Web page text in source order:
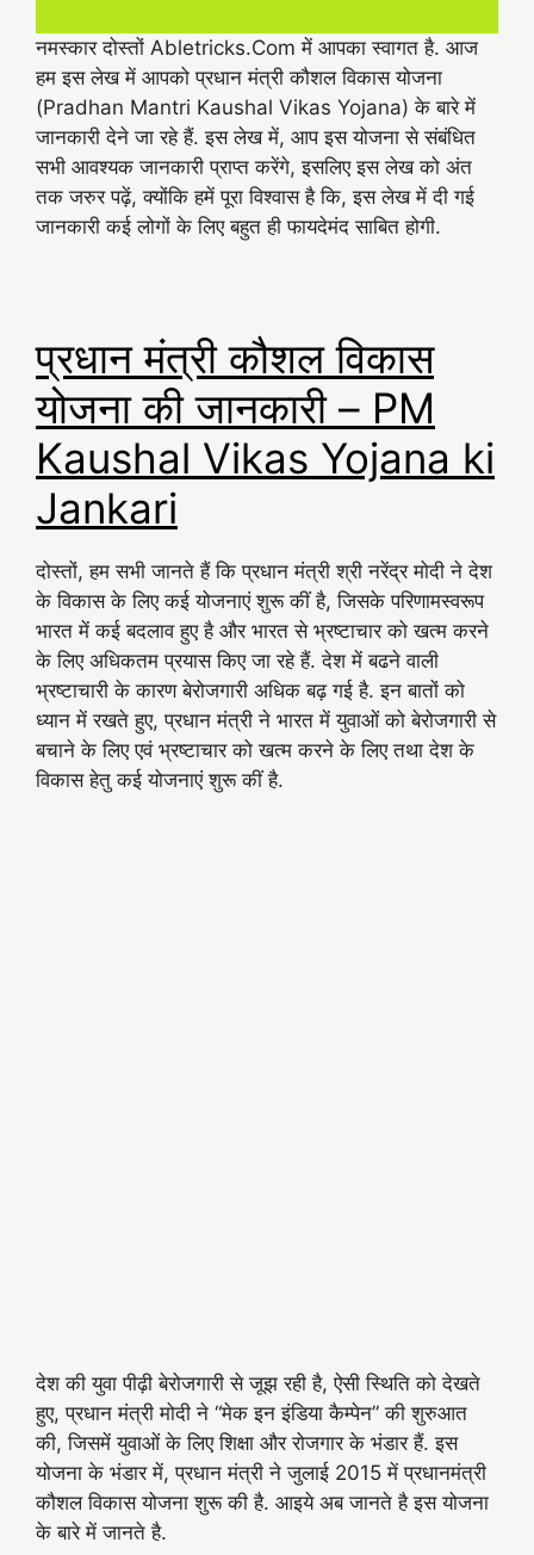
नमस्कार दोस्तों Abletricks.Com में आपका स्वागत है. आज
हम इस लेख में आपको प्रधान मंत्री कौशल विकास योजना
(Pradhan Mantri Kaushal Vikas Yojana) के बारे में
जानकारी देने जा रहे हैं. इस लेख में, आप इस योजना से संबंधित
सभी आवश्यक जानकारी प्राप्त करेंगे, इसलिए इस लेख को अंत
तक जरुर पढ़ें, क्योंकि हमें पूरा विश्वास है कि, इस लेख में दी गई
जानकारी कई लोगों के लिए बहुत ही फायदेमंद साबित होगी.
प्रधान मंत्री कौशल विकास
योजना की जानकारी – PM
Kaushal Vikas Yojana ki
Jankari
दोस्तों, हम सभी जानते हैं कि प्रधान मंत्री श्री नरेंद्र मोदी ने देश
के विकास के लिए कई योजनाएं शुरू कीं है, जिसके परिणामस्वरूप
भारत में कई बदलाव हुए है और भारत से भ्रष्टाचार को खत्म करने
के लिए अधिकतम प्रयास किए जा रहे हैं. देश में बढने वाली
भ्रष्टाचारी के कारण बेरोजगारी अधिक बढ़ गई है. इन बातों को
ध्यान में रखते हुए, प्रधान मंत्री ने भारत में युवाओं को बेरोजगारी से
बचाने के लिए एवं भ्रष्टाचार को खत्म करने के लिए तथा देश के
विकास हेतु कई योजनाएं शुरू कीं है.
देश की युवा पीढ़ी बेरोजगारी से जूझ रही है, ऐसी स्थिति को देखते
हुए, प्रधान मंत्री मोदी ने “मेक इन इंडिया कैम्पेन” की शुरुआत
की, जिसमें युवाओं के लिए शिक्षा और रोजगार के भंडार हैं. इस
योजना के भंडार में, प्रधान मंत्री ने जुलाई 2015 में प्रधानमंत्री
कौशल विकास योजना शुरू की है. आइये अब जानते है इस योजना
के बारे में जानते है.